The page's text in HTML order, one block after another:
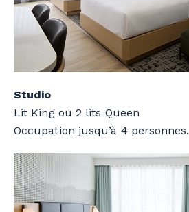
Studio
Lit King ou 2 lits Queen
Occupation jusqu’à 4 personnes.